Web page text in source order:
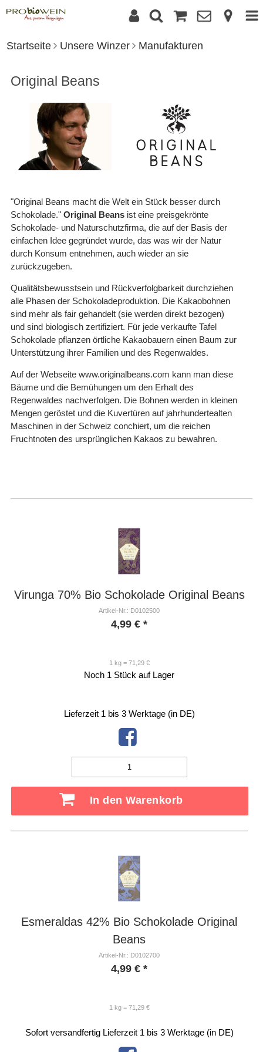
Startseite Unsere Winzer Manufakturen
Original Beans
"Original Beans macht die Welt ein Stück besser durch
Schokolade." Original Beansist eine preisgekrönte
Schokolade- und Naturschutzfirma, die auf der Basis der
einfachen Idee gegründet wurde, das was wir der Natur
durch Konsum entnehmen, auch wieder an sie
zurückzugeben.
Qualitätsbewusstsein und Rückverfolgbarkeit durchziehen
alle Phasen der Schokoladeproduktion. Die Kakaobohnen
sind mehr als fair gehandelt (sie werden direkt bezogen)
und sind biologisch zertifiziert. Für jede verkaufte Tafel
Schokolade pflanzen örtliche Kakaobauern einen Baum zur
Unterstützung ihrer Familien und des Regenwaldes.
Auf der Webseite www.originalbeans.com kann man diese
Bäume und die Bemühungen um den Erhalt des
Regenwaldes nachverfolgen. Die Bohnen werden in kleinen
Mengen geröstet und die Kuvertüren auf jahrhundertealten
Maschinen in der Schweiz conchiert, um die reichen
Fruchtnoten des ursprünglichen Kakaos zu bewahren.
Virunga 70% Bio Schokolade Original Beans
Artikel-Nr.: D0102500
4,99 € *
1 kg = 71,29 €
Noch 1 Stück auf Lager
Lieferzeit 1 bis 3 Werktage (in DE)
In den Warenkorb
Esmeraldas 42% Bio Schokolade Original
Beans
Artikel-Nr.: D0102700
4,99 € *
1 kg = 71,29 €
Sofort versandfertig Lieferzeit 1 bis 3 Werktage (in DE)